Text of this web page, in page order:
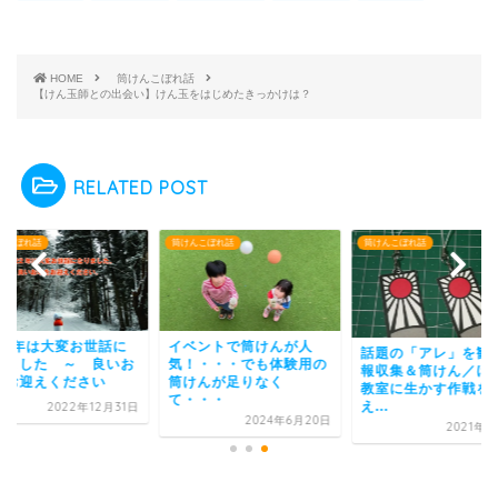
HOME
筒けんこぼれ話
【けん玉師との出会い】けん玉をはじめたきっかけは？
RELATED POST
こぼれ話
年は大変お世話に
ました ～ 良いお
お迎えください
2022年12月31日
筒けんこぼれ話
イベントで筒けんが人
気！・・・でも体験用の
筒けんが足りなく
て・・・
2024年6月20日
筒けんこぼれ話
話題の「アレ」を観
報収集＆筒けん／け
教室に生かす作戦を
え...
2021年1